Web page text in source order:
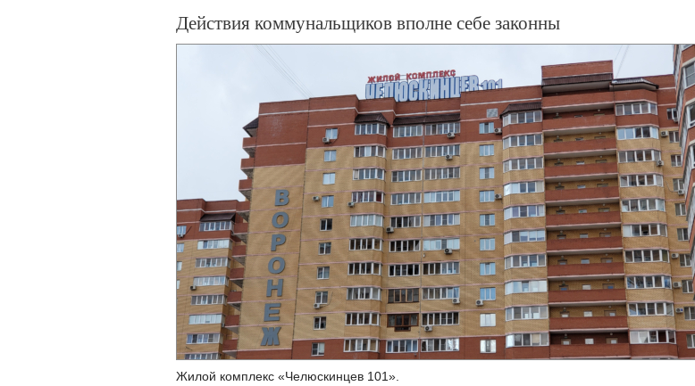
Действия коммунальщиков вполне себе законны
Жилой комплекс «Челюскинцев 101».